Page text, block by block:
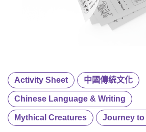
Activity Sheet 中國傳統文化
Chinese Language & Writing
Mythical Creatures Journey to